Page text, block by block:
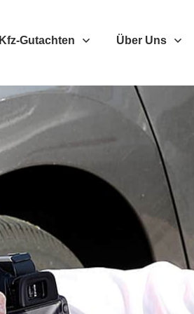
Kfz-Gutachten Über Uns